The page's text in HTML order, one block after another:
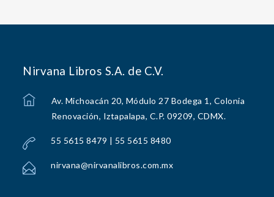
Nirvana Libros S.A. de C.V.
Av. Michoacán 20, Módulo 27 Bodega 1, Colonia
Renovación, Iztapalapa, C.P. 09209, CDMX.
55 5615 8479 | 55 5615 8480
nirvana@nirvanalibros.com.mx